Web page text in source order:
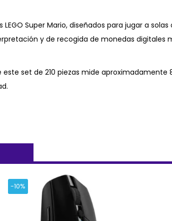
Super Mario, diseñados para jugar a solas
y de recogida de monedas digitales
set de 210 piezas mide aproximadamente
-10%